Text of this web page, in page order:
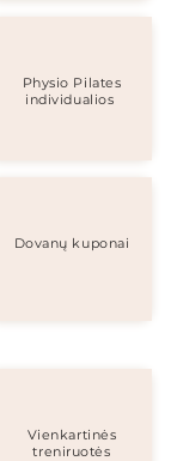
Physio Pilates
individualios
Dovanų kuponai
Vienkartinės
treniruotės